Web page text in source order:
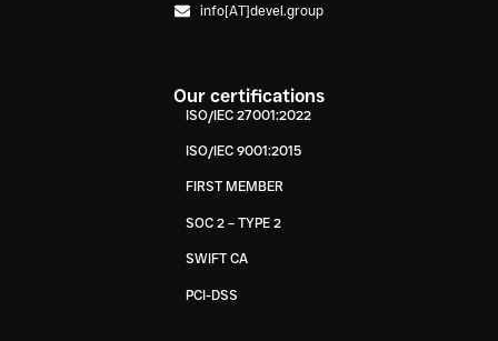
info[AT]devel.group
Our certifications
ISO/IEC 27001:2022
ISO/IEC 9001:2015
FIRST MEMBER
SOC 2 – TYPE 2
SWIFT CA
PCI-DSS